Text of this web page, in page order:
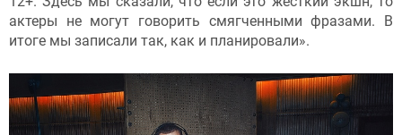
актеры не могут говорить смягченными фразами. В
итоге мы записали так, как и планировали».